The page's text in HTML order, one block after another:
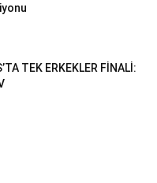
TEK ERKEKLER FİNALİ: